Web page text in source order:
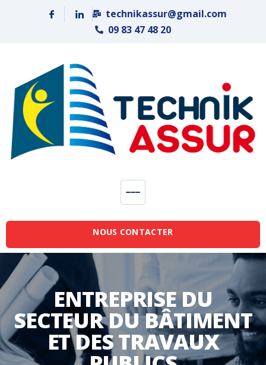
Panneau de gestion des cookiestechnikassur@gmail.com
09 83 47 48 20
NOUS CONTACTER
ENTREPRISE DU
SECTEUR DU BÂTIMENT
ET DES TRAVAUX